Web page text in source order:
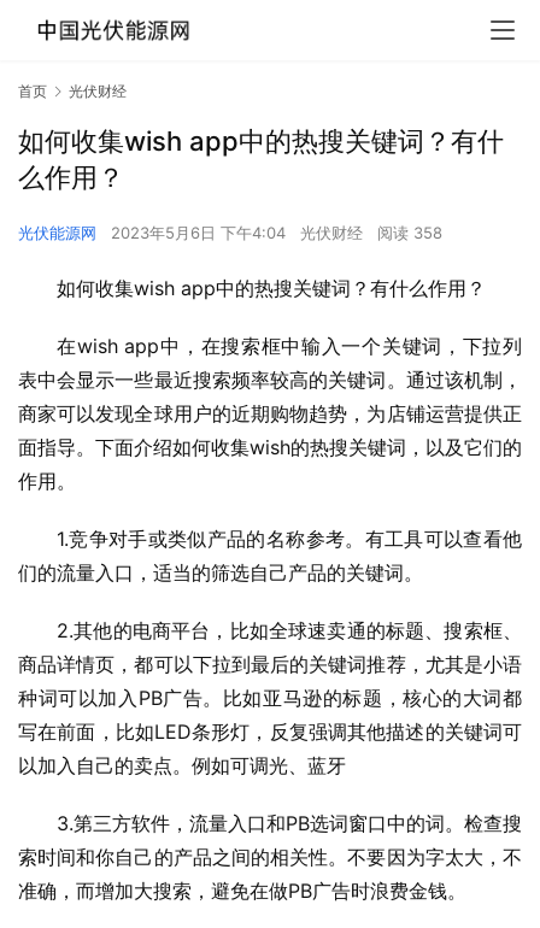
首页 光伏财经
如何收集wish app中的热搜关键词？有什
么作用？
光伏能源网 2023年5月6日 下午4:04 光伏财经 阅读 358
如何收集wish app中的热搜关键词？有什么作用？
在wish app中，在搜索框中输入一个关键词，下拉列
表中会显示一些最近搜索频率较高的关键词。通过该机制，
商家可以发现全球用户的近期购物趋势，为店铺运营提供正
面指导。下面介绍如何收集wish的热搜关键词，以及它们的
作用。
1.竞争对手或类似产品的名称参考。有工具可以查看他
们的流量入口，适当的筛选自己产品的关键词。
2.其他的电商平台，比如全球速卖通的标题、搜索框、
商品详情页，都可以下拉到最后的关键词推荐，尤其是小语
种词可以加入PB广告。比如亚马逊的标题，核心的大词都
写在前面，比如LED条形灯，反复强调其他描述的关键词可
以加入自己的卖点。例如可调光、蓝牙
3.第三方软件，流量入口和PB选词窗口中的词。检查搜
索时间和你自己的产品之间的相关性。不要因为字太大，不
准确，而增加大搜索，避免在做PB广告时浪费金钱。